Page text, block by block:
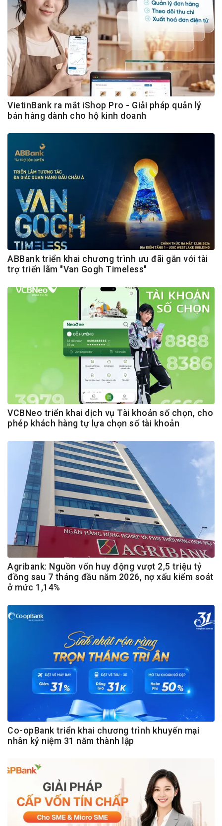
VietinBank ra mắt iShop Pro - Giải pháp quản lý
bán hàng dành cho hộ kinh doanh
ABBank triển khai chương trình ưu đãi gắn với tài
trợ triển lãm "Van Gogh Timeless"
VCBNeo triển khai dịch vụ Tài khoản số chọn, cho
phép khách hàng tự lựa chọn số tài khoản
Agribank: Nguồn vốn huy động vượt 2,5 triệu tỷ
đồng sau 7 tháng đầu năm 2026, nợ xấu kiểm soát
ở mức 1,14%
Co-opBank triển khai chương trình khuyến mại
nhân kỷ niệm 31 năm thành lập